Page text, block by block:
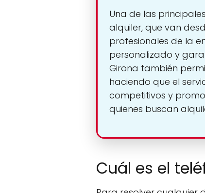
Una de las principales
alquiler, que van
profesionales de la
personalizado y
Girona también
haciendo que el
competitivos y
quienes buscan
Cuál es el